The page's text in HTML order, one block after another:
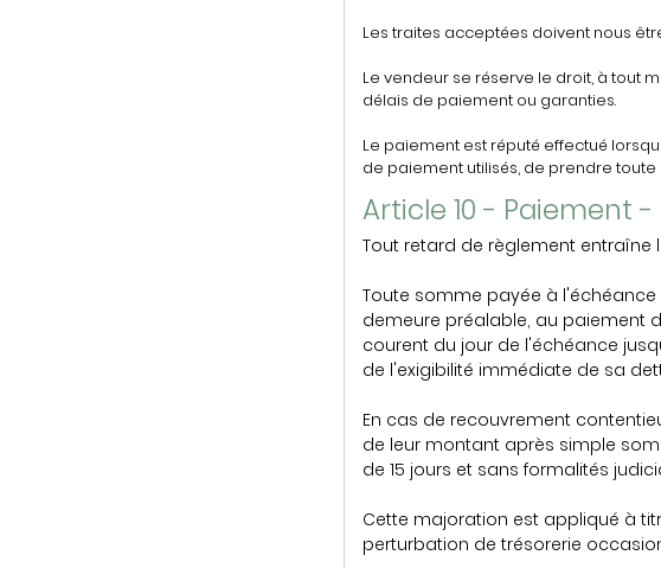
Les traites acceptées doivent nous
Le vendeur se réserve le droit, à tout
délais de paiement ou garanties.
Le paiement est réputé effectué
de paiement utilisés, de prendre
Article 10 - Paiement
Tout retard de règlement
Toute somme payée à l'échéance
demeure préalable, au paiement
courent du jour de l'échéance
de l'exigibilité immédiate de sa
En cas de recouvrement
de leur montant après simple
de 15 jours et sans formalités
Cette majoration est appliqué à
perturbation de trésorerie